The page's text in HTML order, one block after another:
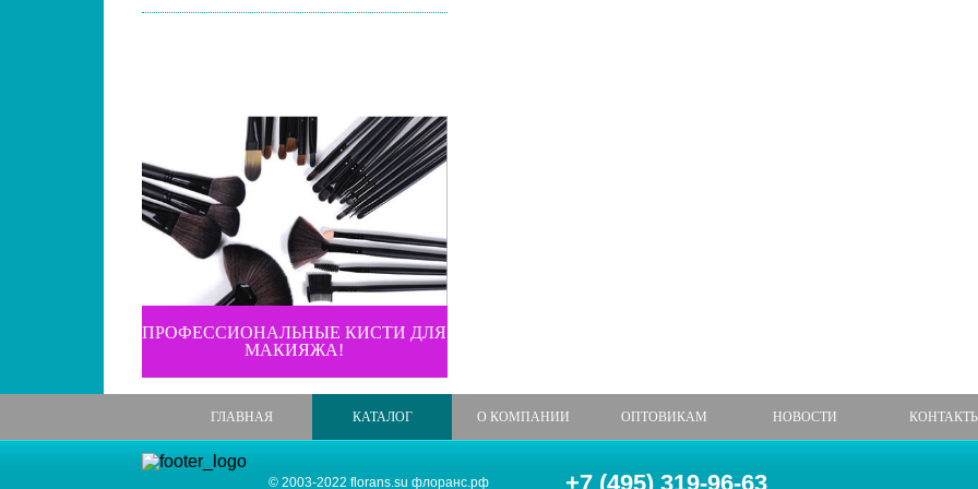
ПРОФЕССИОНАЛЬНЫЕ КИСТИ ДЛЯ
МАКИЯЖА!
ГЛАВНАЯ КАТАЛОГ О КОМПАНИИ ОПТОВИКАМ НОВОСТИ
© 2003-2022 florans.su флоранс.рф +7 (495) 319-96-63